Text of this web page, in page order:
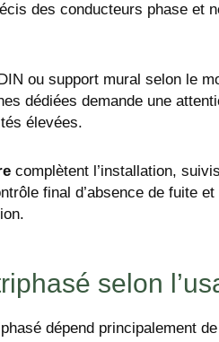
des conducteurs phase et
ou support mural selon le
dédiées demande une
élevées.
complètent l’installation,
final d’absence de fuite
selon
dépend principalement